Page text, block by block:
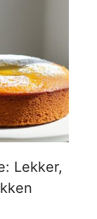
Lekker,